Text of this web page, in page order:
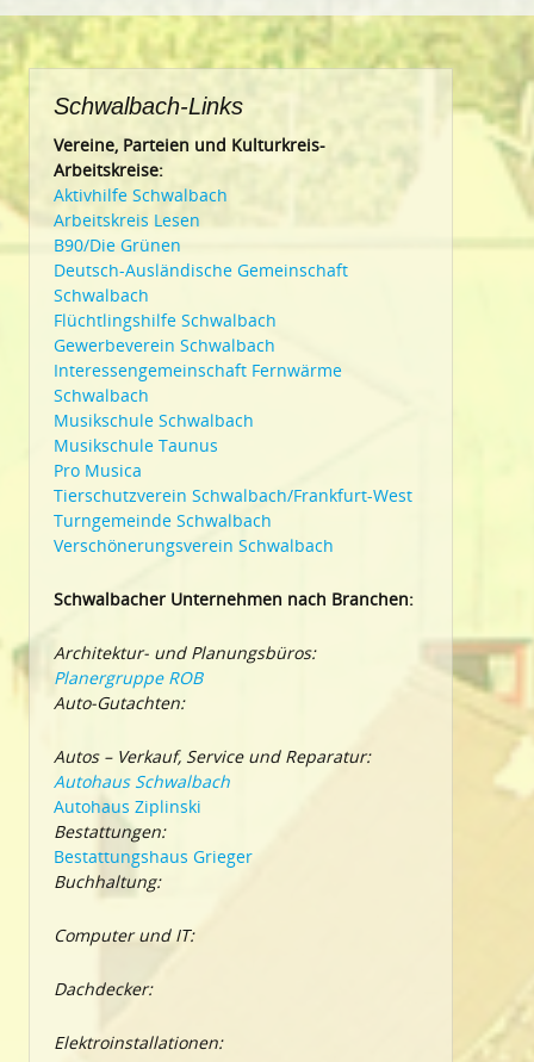
Schwalbach-Links
Vereine, Parteien und Kulturkreis-
Arbeitskreise:
Aktivhilfe Schwalbach
Arbeitskreis Lesen
B90/Die Grünen
Deutsch-Ausländische Gemeinschaft
Schwalbach
Flüchtlingshilfe Schwalbach
Gewerbeverein Schwalbach
Interessengemeinschaft Fernwärme
Schwalbach
Musikschule Schwalbach
Musikschule Taunus
Pro Musica
Tierschutzverein Schwalbach/Frankfurt-West
Turngemeinde Schwalbach
Verschönerungsverein Schwalbach
Schwalbacher Unternehmen nach Branchen:
Architektur- und Planungsbüros:
Planergruppe ROB
Auto-Gutachten:
Autos – Verkauf, Service und Reparatur:
Autohaus Schwalbach
Autohaus Ziplinski
Bestattungen:
Bestattungshaus Grieger
Buchhaltung:
Computer und IT:
Dachdecker:
Elektroinstallationen: